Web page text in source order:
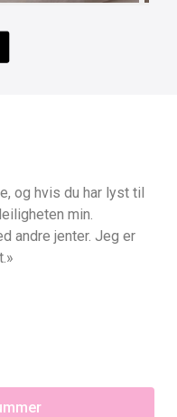
og hvis du har lyst til
min.
andre jenter. Jeg er